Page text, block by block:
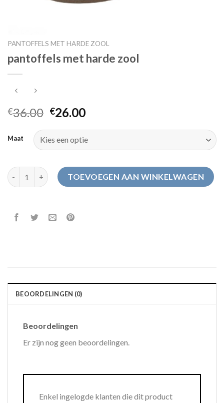
PANTOFFELS MET HARDE ZOOL
pantoffels met harde zool
€36.00 €26.00
Maat
pantoffels met harde zool aantalTOEVOEGEN AAN WINKELWAGEN
BEOORDELINGEN (0)
Beoordelingen
Er zijn nog geen beoordelingen.
Enkel ingelogde klanten die dit product